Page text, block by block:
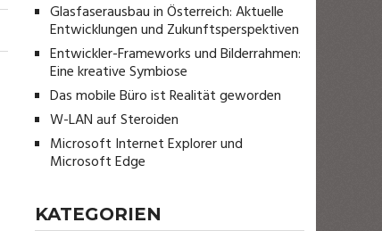
Glasfaserausbau in Österreich: Aktuelle
Entwicklungen und Zukunftsperspektiven
Entwickler-Frameworks und Bilderrahmen:
Eine kreative Symbiose
Das mobile Büro ist Realität geworden
W-LAN auf Steroiden
Microsoft Internet Explorer und
Microsoft Edge
KATEGORIEN